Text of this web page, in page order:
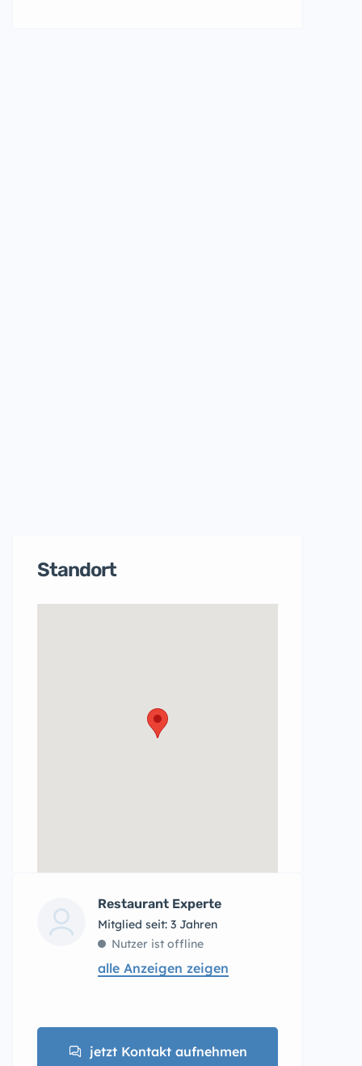
Standort
Restaurant Experte
Mitglied seit: 3 Jahren
Nutzer ist offline
alle Anzeigen zeigen
jetzt Kontakt aufnehmen